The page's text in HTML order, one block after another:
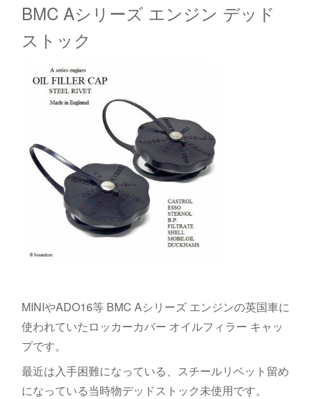
BMC Aシリーズ エンジン デッド
ストック
MINIやADO16等 BMC Aシリーズ エンジンの英国車に
使われていたロッカーカバー オイルフィラー キャッ
プです。
最近は入手困難になっている、スチールリベット留め
になっている当時物デッドストック未使用です。